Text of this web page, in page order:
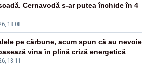
18:08
Cernavodă s-ar putea închide în 4
18:11
pe cărbune, acum spun că au nevoie
vina în plină criză energetică